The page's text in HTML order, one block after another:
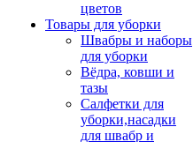
цветов
Товары для уборки
Швабры и наборы
для уборки
Вёдра, ковши и
тазы
Салфетки для
уборки,насадки
для швабр и